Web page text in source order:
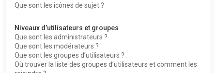
Que sont les icônes de sujet ?
Niveaux d’utilisateurs et groupes
Que sont les administrateurs ?
Que sont les modérateurs ?
Que sont les groupes d’utilisateurs ?
Où trouver la liste des groupes d’utilisateurs et comment les